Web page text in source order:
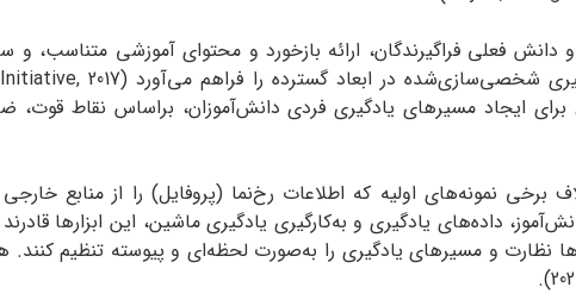
و دانش فعلی فراگیرندگان، ارائه بازخورد و محتوای آموزشی
برخی نمونه‌های اولیه که اطلاعات رخ‌نما (پروفایل) را از منابع
داده‌های یادگیری و به‌کارگیری یادگیری ماشین، این ابزارها
نظارت و مسیرهای یادگیری را به‌صورت لحظه‌ای و پیوسته تنظیم کنند.